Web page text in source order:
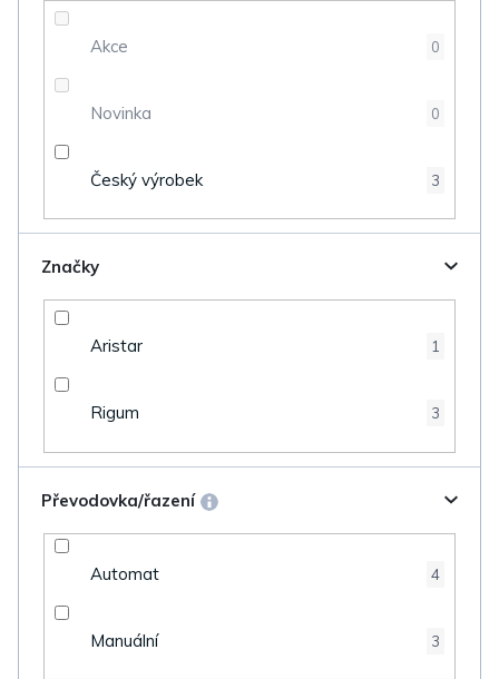
Akce 0
Novinka 0
Český výrobek 3
Značky
Aristar 1
Rigum 3
Převodovka/řazení
Automat 4
Manuální 3